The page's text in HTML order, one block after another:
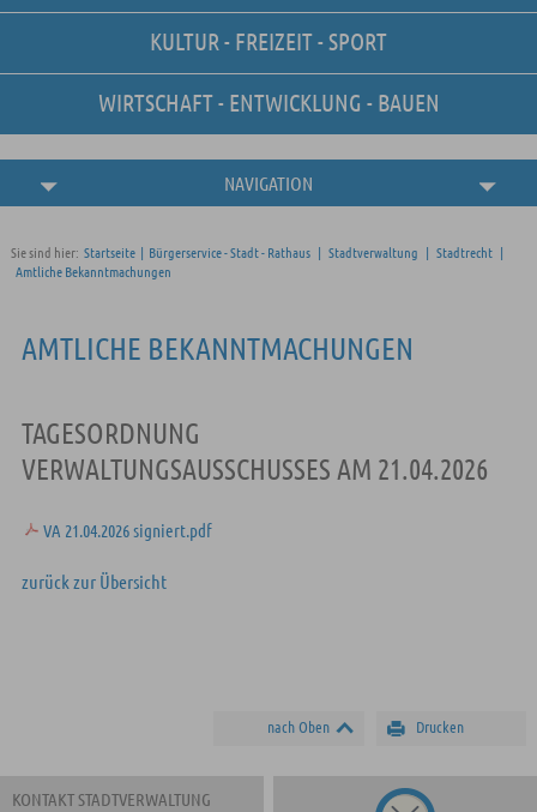
KULTUR - FREIZEIT - SPORT
WIRTSCHAFT - ENTWICKLUNG - BAUEN
Amtliche
Bekanntmachungen
NAVIGATION
Sie sind hier: Startseite | Bürgerservice - Stadt - Rathaus | Stadtverwaltung | Stadtrecht |
Amtliche Bekanntmachungen
AMTLICHE BEKANNTMACHUNGEN
TAGESORDNUNG
VERWALTUNGSAUSSCHUSSES AM 21.04.2026
VA 21.04.2026 signiert.pdf
zurück zur Übersicht
Drucken
nach Oben
KONTAKT STADTVERWALTUNG